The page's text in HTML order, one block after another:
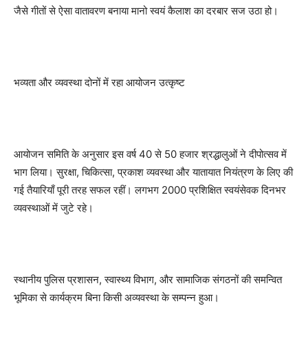
जैसे गीतों से ऐसा वातावरण बनाया मानो स्वयं कैलाश का दरबार सज उठा हो।
भव्यता और व्यवस्था दोनों में रहा आयोजन उत्कृष्ट
आयोजन समिति के अनुसार इस वर्ष 40 से 50 हजार श्रद्धालुओं ने दीपोत्सव में
भाग लिया। सुरक्षा, चिकित्सा, प्रकाश व्यवस्था और यातायात नियंत्रण के लिए की
गई तैयारियाँ पूरी तरह सफल रहीं। लगभग 2000 प्रशिक्षित स्वयंसेवक दिनभर
व्यवस्थाओं में जुटे रहे।
स्थानीय पुलिस प्रशासन, स्वास्थ्य विभाग, और सामाजिक संगठनों की समन्वित
भूमिका से कार्यक्रम बिना किसी अव्यवस्था के सम्पन्न हुआ।